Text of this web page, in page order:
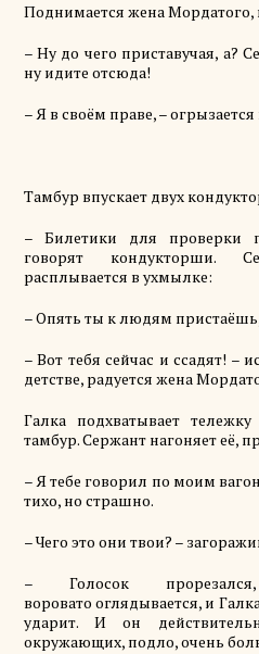
Поднимается жена Мордатого,
– Ну до чего приставучая, а?
нуидите отсюда!
– Я в своём праве, – огрызается
Тамбур впускает двух
– Билетики для проверки
говорят кондукторши.
расплывается в ухмылке:
– Опять ты к людям
– Вот тебя сейчас и ссадят! –
детстве, радуется жена
Галка подхватывает
тамбур. Сержант нагоняет её,
– Я тебе говорил по моим
тихо, но страшно.
– Чего это они твои? –
– Голосок
воровато оглядывается, и
ударит. И он
окружающих, подло, очень